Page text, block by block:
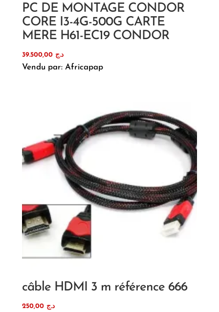
PC DE MONTAGE CONDOR
CORE I3-4G-500G CARTE
MERE H61-EC19 CONDOR
د.ج 39.500,00
Vendu par: Africapap
câble HDMI 3 m référence 666
د.ج 250,00